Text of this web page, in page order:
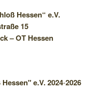
Hessen“ e.V.
15
– OT Hessen
e.V. 2024-2026